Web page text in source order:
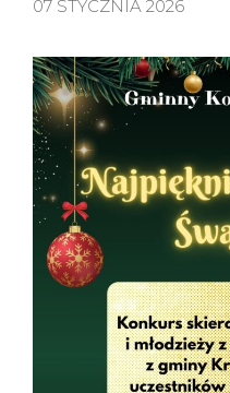
07 STYCZNIA 2026